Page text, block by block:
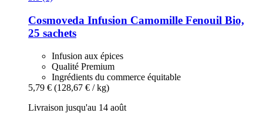
Cosmoveda Infusion Camomille Fenouil Bio,
25 sachets
Infusion aux épices
Qualité Premium
Ingrédients du commerce équitable
5,79 € (128,67 € / kg)
Livraison jusqu'au 14 août